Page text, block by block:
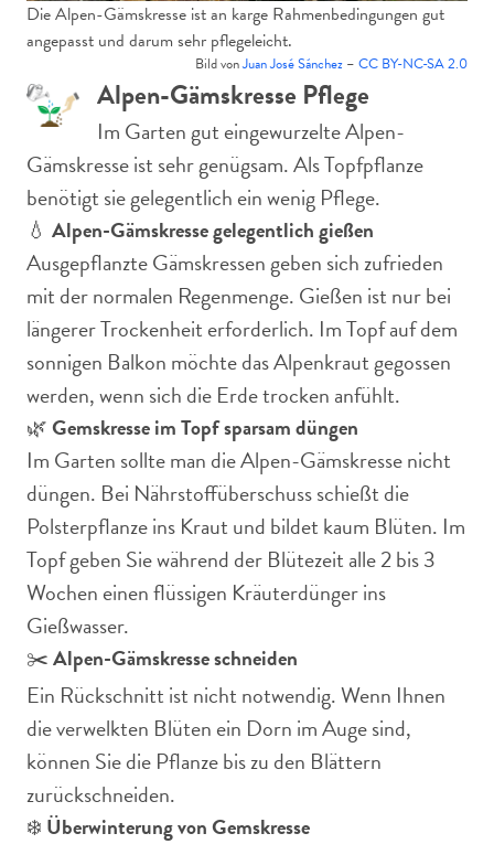
Die Alpen-Gämskresse ist an karge Rahmenbedingungen gut
angepasst und darum sehr pflegeleicht.
Bild vonJuan José Sánchez – CC BY-NC-SA 2.0
Alpen-Gämskresse Pflege
Im Garten gut eingewurzelte Alpen-
Gämskresse ist sehr genügsam. Als Topfpflanze
benötigt sie gelegentlich ein wenig Pflege.
💧 Alpen-Gämskresse gelegentlich gießen
Ausgepflanzte Gämskressen geben sich zufrieden
mit der normalen Regenmenge. Gießen ist nur bei
längerer Trockenheit erforderlich. Im Topf auf dem
sonnigen Balkon möchte das Alpenkraut gegossen
werden, wenn sich die Erde trocken anfühlt.
🌿Gemskresse im Topf sparsam düngen
Im Garten sollte man die Alpen-Gämskresse nicht
düngen. Bei Nährstoffüberschuss schießt die
Polsterpflanze ins Kraut und bildet kaum Blüten. Im
Topf geben Sie während der Blütezeit alle 2 bis 3
Wochen einen flüssigen Kräuterdünger ins
Gießwasser.
✂️Alpen-Gämskresse schneiden
Ein Rückschnitt ist nicht notwendig. Wenn Ihnen
die verwelkten Blüten ein Dorn im Auge sind,
können Sie die Pflanze bis zu den Blättern
zurückschneiden.
❄️ Überwinterung von Gemskresse